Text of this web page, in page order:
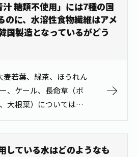
うなおいしさと濃厚な…
汁 糖類不使用」には7種の国
のに、水溶性食物繊維はアメ
国製造となっているがどう
麦若葉、緑茶、ほうれん
、ケール、長命草（ボ
大根葉）については、
の通り国産です。「水
関しては記載の通りア
国製造となります。
している水はどのようなも